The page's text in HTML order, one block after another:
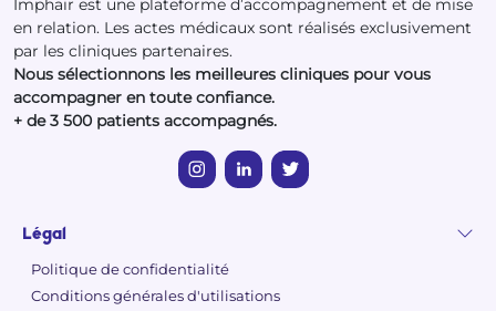
Imphair est une plateforme d’accompagnement et de mise
en relation. Les actes médicaux sont réalisés exclusivement
par les cliniques partenaires.
Nous sélectionnons les meilleures cliniques pour vous
accompagner en toute confiance.
+ de 3 500 patients accompagnés.
Légal
Politique de confidentialité
Conditions générales d'utilisations